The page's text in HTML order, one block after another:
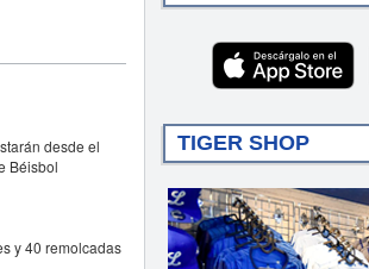
desde el
Béisbol
y 40 remolcadas
TIGER SHOP